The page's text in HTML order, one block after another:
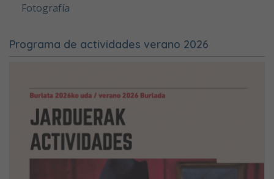
Fotografía
Programa de actividades verano 2026